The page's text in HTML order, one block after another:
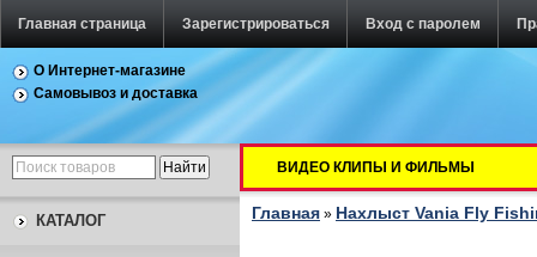
Главная страница Зарегистрироваться Вход с паролем
О Интернет-магазине
Самовывоз и доставка
КАТАЛОГ
ВИДЕО КЛИПЫ И ФИЛЬМЫ
Главная » Нахлыст Vania Fly